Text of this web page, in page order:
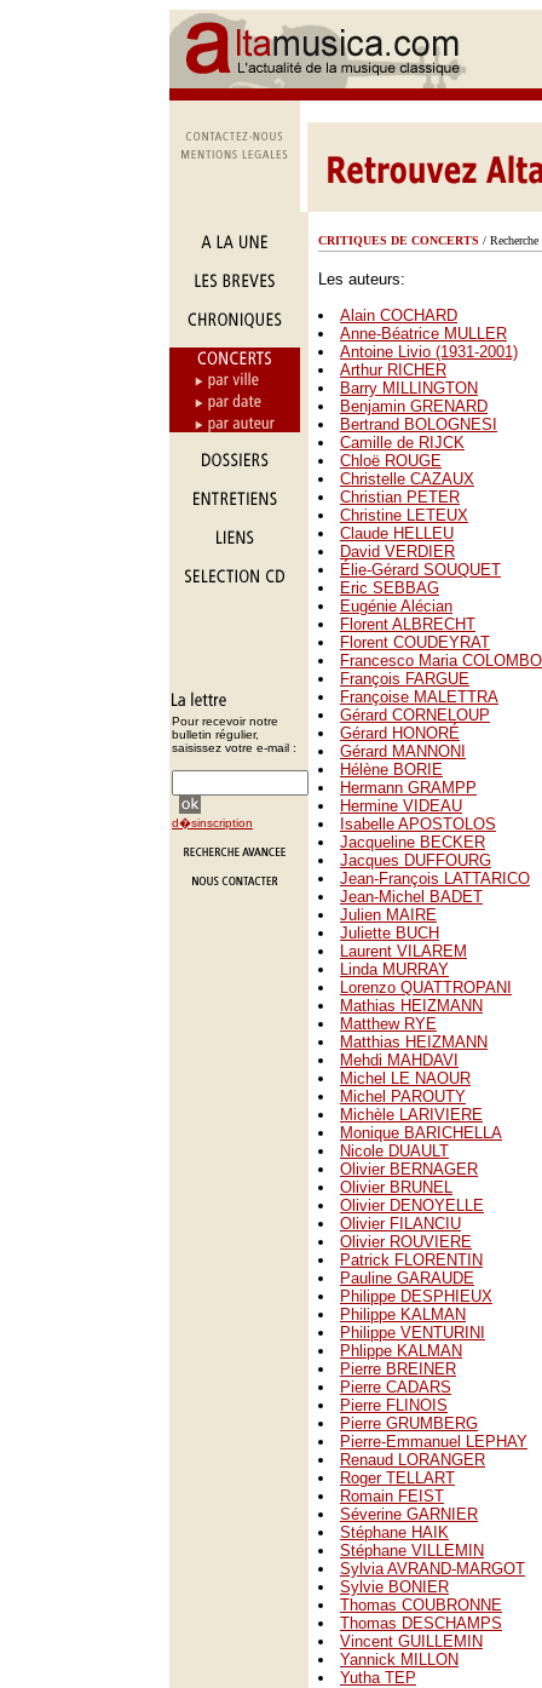
Pour recevoir notre
bulletin régulier,
saisissez votre e-mail :
d�sinscription
CRITIQUES DE CONCERTS / Recherche
Les auteurs:
Alain COCHARD
Anne-Béatrice MULLER
Antoine Livio (1931-2001)
Arthur RICHER
Barry MILLINGTON
Benjamin GRENARD
Bertrand BOLOGNESI
Camille de RIJCK
Chloë ROUGE
Christelle CAZAUX
Christian PETER
Christine LETEUX
Claude HELLEU
David VERDIER
Élie-Gérard SOUQUET
Eric SEBBAG
Eugénie Alécian
Florent ALBRECHT
Florent COUDEYRAT
Francesco Maria COLOMBO
François FARGUE
Françoise MALETTRA
Gérard CORNELOUP
Gérard HONORÉ
Gérard MANNONI
Hélène BORIE
Hermann GRAMPP
Hermine VIDEAU
Isabelle APOSTOLOS
Jacqueline BECKER
Jacques DUFFOURG
Jean-François LATTARICO
Jean-Michel BADET
Julien MAIRE
Juliette BUCH
Laurent VILAREM
Linda MURRAY
Lorenzo QUATTROPANI
Mathias HEIZMANN
Matthew RYE
Matthias HEIZMANN
Mehdi MAHDAVI
Michel LE NAOUR
Michel PAROUTY
Michèle LARIVIERE
Monique BARICHELLA
Nicole DUAULT
Olivier BERNAGER
Olivier BRUNEL
Olivier DENOYELLE
Olivier FILANCIU
Olivier ROUVIERE
Patrick FLORENTIN
Pauline GARAUDE
Philippe DESPHIEUX
Philippe KALMAN
Philippe VENTURINI
Phlippe KALMAN
Pierre BREINER
Pierre CADARS
Pierre FLINOIS
Pierre GRUMBERG
Pierre-Emmanuel LEPHAY
Renaud LORANGER
Roger TELLART
Romain FEIST
Séverine GARNIER
Stéphane HAIK
Stéphane VILLEMIN
Sylvia AVRAND-MARGOT
Sylvie BONIER
Thomas COUBRONNE
Thomas DESCHAMPS
Vincent GUILLEMIN
Yannick MILLON
Yutha TEP